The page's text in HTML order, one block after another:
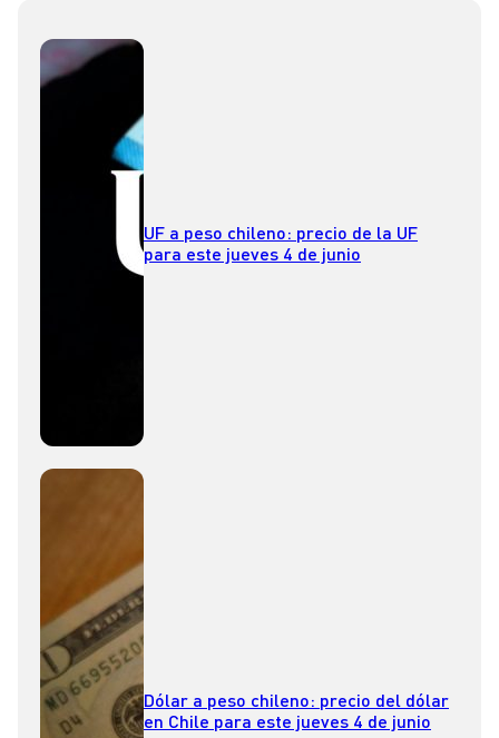
UF a peso chileno: precio de la UF
para este jueves 4 de junio
Dólar a peso chileno: precio del dólar
en Chile para este jueves 4 de junio